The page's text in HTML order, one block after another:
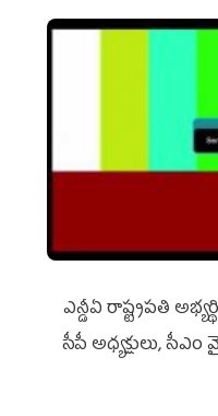
ఎన్డీఏ రాష్ట్ర‌ప‌తి
సీపీ అధ్య‌క్షులు,